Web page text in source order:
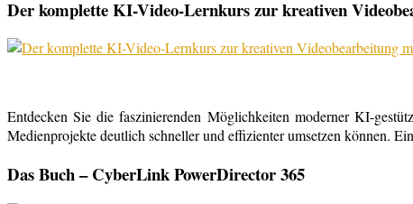
Der komplette KI-Video-Lernkurs zur kreativen
Entdecken Sie die faszinierenden Möglichkeiten moderner KI-
Medienprojekte deutlich schneller und effizienter umsetzen können.
Das Buch – CyberLink PowerDirector 365